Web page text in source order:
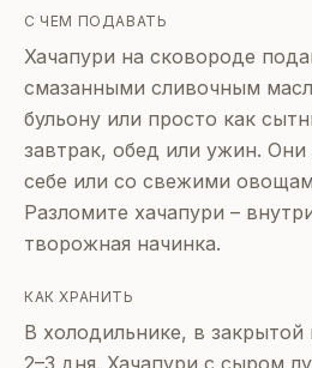
С ЧЕМ ПОДАВАТЬ
Хачапури на сковороде
смазанными сливочным
бульону или просто как
завтрак, обед или ужин.
себе или со свежими
Разломите хачапури –
творожная начинка.
КАК ХРАНИТЬ
В холодильнике, в закрытой